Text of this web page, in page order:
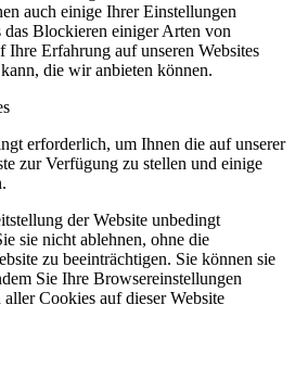
auch einige Ihrer Einstellungen
das Blockieren einiger Arten von
Erfahrung auf unseren Websites
die wir anbieten können.
erforderlich, um Ihnen die auf unserer
zur Verfügung zu stellen und einige
der Website unbedingt
sie nicht ablehnen, ohne die
zu beeinträchtigen. Sie können sie
Sie Ihre Browsereinstellungen
Cookies auf dieser Website